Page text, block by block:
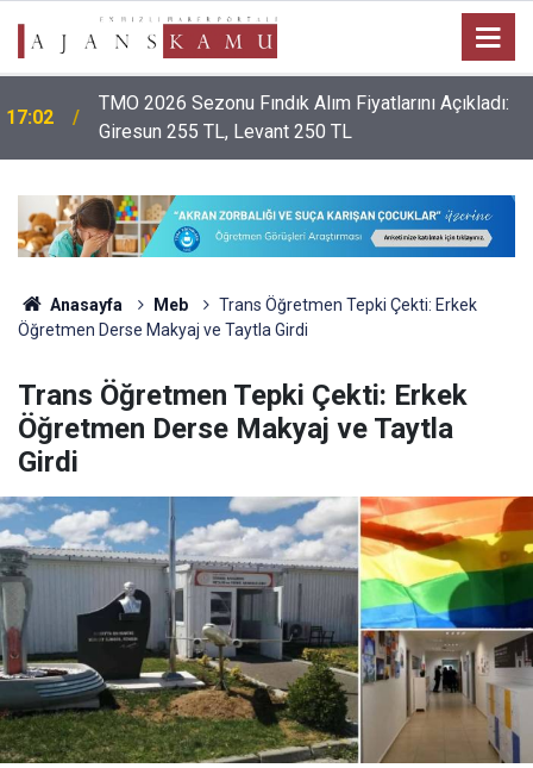
17:02
TMO 2026 Sezonu Fındık Alım Fiyatlarını Açıkladı:
Giresun 255 TL, Levant 250 TL
Anasayfa Meb
Trans Öğretmen Tepki Çekti: Erkek
Öğretmen Derse Makyaj ve Taytla Girdi
Trans Öğretmen Tepki Çekti: Erkek
Öğretmen Derse Makyaj ve Taytla
Girdi